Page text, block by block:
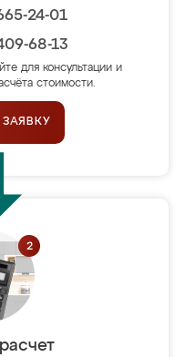
24-01
68-13
для консультации и
стоимости.